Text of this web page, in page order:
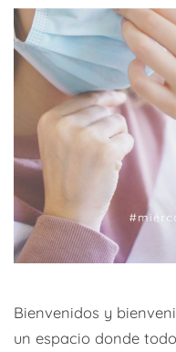
Bienvenidos y
un espacio donde